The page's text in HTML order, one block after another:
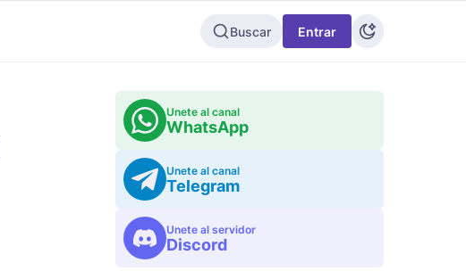
Buscar Entrar
Unete al canal
WhatsApp
Unete al canal
Telegram
Unete al servidor
Discord